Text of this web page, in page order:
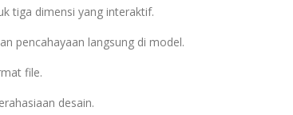
tiga dimensi yang interaktif.
pencahayaan langsung di model.
file.
desain.